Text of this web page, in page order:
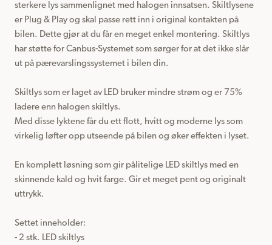
sterkere lys sammenlignet med halogen innsatsen. Skiltlysene
er Plug & Play og skal passe rett inn i original kontakten på
bilen. Dette gjør at du får en meget enkel montering. Skiltlys
har støtte for Canbus-Systemet som sørger for at det ikke slår
ut på pærevarslingssystemet i bilen din.
Skiltlys som er laget av LED bruker mindre strøm og er 75%
ladere enn halogen skiltlys.
Med disse lyktene får du ett flott, hvitt og moderne lys som
virkelig løfter opp utseende på bilen og øker effekten i lyset.
En komplett løsning som gir pålitelige LED skiltlys med en
skinnende kald og hvit farge. Gir et meget pent og originalt
uttrykk.
Settet inneholder:
- 2 stk. LED skiltlys